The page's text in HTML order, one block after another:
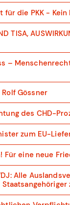
für die PKK -
TISA,
–
Gössner
des CHD-
zum EU-
Für eine neue
Alle